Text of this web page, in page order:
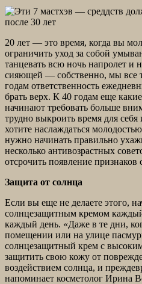
20 лет — это время, когда вы
ограничить уход за собой
танцевать всю ночь напролет и
сияющей — собственно, мы все
годам ответственность
брать верх. К 40 годам еще
начинают требовать больше
трудно выкроить время для
хотите наслаждаться
нужно начинать правильно
несколько антивозрастных
отсрочить появление признаков
Защита от солнца
Если вы еще не делаете этого,
солнцезащитным кремом
каждый день. «Даже в те дни,
помещении или на улице
солнцезащитный крем с
защитить свою кожу от
воздействием солнца, и
напоминает косметолог Ирина